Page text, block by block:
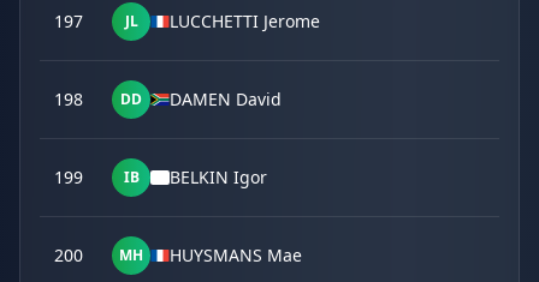
197 JL LUCCHETTI Jerome
198 DD DAMEN David
199 IB BELKIN Igor
200 MH HUYSMANS Mae